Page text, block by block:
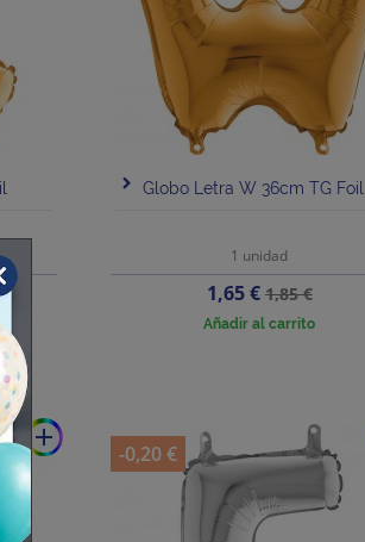
Globo Letra W 36cm TG Foil
1 unidad
Precio
1,65 €Precio
base
1,85 €
Añadir al carrito
add
-0,20 €